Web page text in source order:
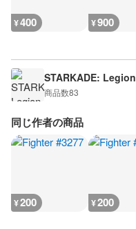
¥400 ¥900
STARKADE: Legion
商品数83
同じ作者の商品
¥200 ¥200